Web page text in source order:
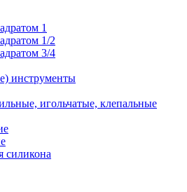
1
1/2
3/4
инструменты
игольчатые, клепальные
силикона